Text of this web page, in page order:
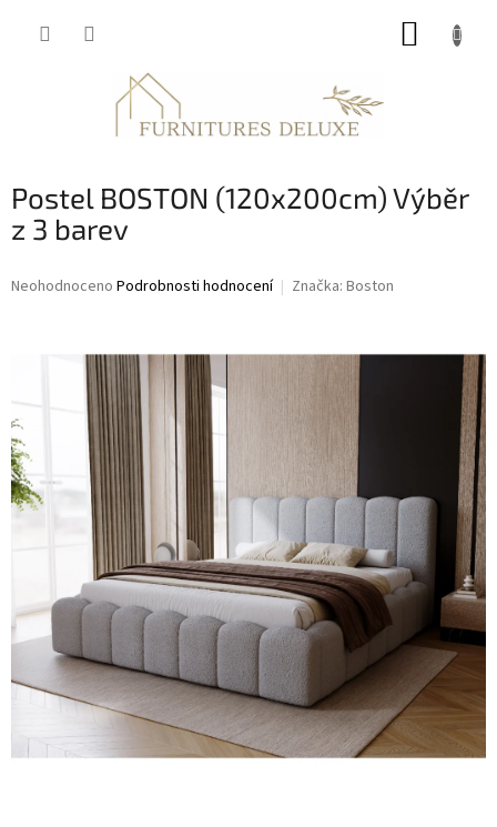
Postel BOSTON (120x200cm) Výběr
z 3 barev
Průměrné
hvězdiček.
Neohodnoceno Podrobnosti hodnocení Značka: Boston